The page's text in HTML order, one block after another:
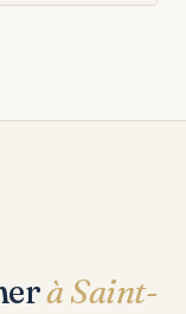
à Saint-